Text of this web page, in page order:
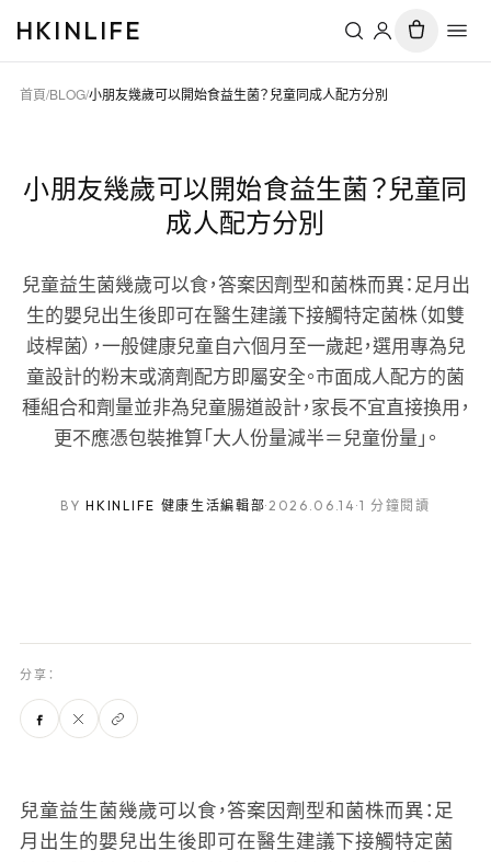
HKINLIFE
首頁/BLOG/小朋友幾歲可以開始食益生菌？兒童同成人配方分別
小朋友幾歲可以開始食益生菌？兒童同
成人配方分別
兒童益生菌幾歲可以食，答案因劑型和菌株而異：足月出
生的嬰兒出生後即可在醫生建議下接觸特定菌株（如雙
歧桿菌），一般健康兒童自六個月至一歲起，選用專為兒
童設計的粉末或滴劑配方即屬安全。市面成人配方的菌
種組合和劑量並非為兒童腸道設計，家長不宜直接換用，
更不應憑包裝推算「大人份量減半＝兒童份量」。
BY HKINLIFE 健康生活編輯部·2026.06.14 ·1 分鐘閱讀
分享：
兒童益生菌幾歲可以食，答案因劑型和菌株而異：足
月出生的嬰兒出生後即可在醫生建議下接觸特定菌